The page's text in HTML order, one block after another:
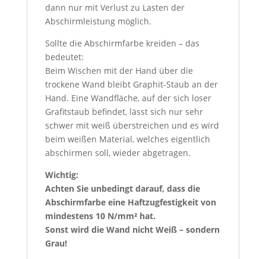
dann nur mit Verlust zu Lasten der
Abschirmleistung möglich.
Sollte die Abschirmfarbe kreiden – das
bedeutet:
Beim Wischen mit der Hand über die
trockene Wand bleibt Graphit-Staub an der
Hand. Eine Wandfläche, auf der sich loser
Grafitstaub befindet, lässt sich nur sehr
schwer mit weiß überstreichen und es wird
beim weißen Material, welches eigentlich
abschirmen soll, wieder abgetragen.
Wichtig:
Achten Sie unbedingt darauf, dass die
Abschirmfarbe eine Haftzugfestigkeit von
mindestens 10 N/mm² hat.
Sonst wird die Wand nicht Weiß – sondern
Grau!